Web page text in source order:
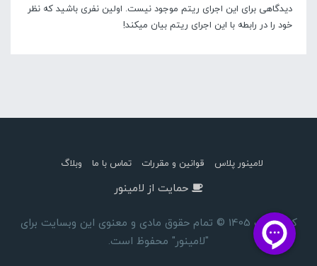
دیدگاهی برای این اجرای ریتم موجود نیست. اولین نفری باشید که نظر
خود را در رابطه با این اجرای ریتم بیان میکند!
لامینور پلاس قوانین و مقررات تماس با ما وبلاگ
حمایت از لامینور
کپی رایت 1405 © تمام حقوق مادی و معنوی این وبسایت برای
"لامینور" محفوظ است.